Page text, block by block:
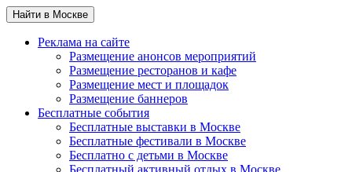
Найти в Москве
Реклама на сайте
Размещение анонсов мероприятий
Размещение ресторанов и кафе
Размещение мест и площадок
Размещение баннеров
Бесплатные события
Бесплатные выставки в Москве
Бесплатные фестивали в Москве
Бесплатно с детьми в Москве
Бесплатный активный отдых в Москве